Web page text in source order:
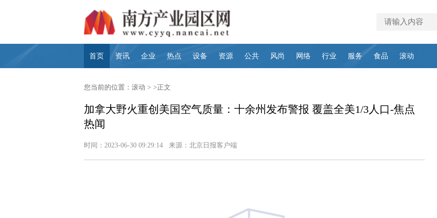
首页 资讯 企业 热点 设备 资源 公共 风尚 网络 行业 服务 食品 滚动
您当前的位置： 滚动 > >正文
加拿大野火重创美国空气质量：十余州发布警报 覆盖全美1/3人口-焦点
热闻
时间：2023-06-30 09:29:14 来源：北京日报客户端